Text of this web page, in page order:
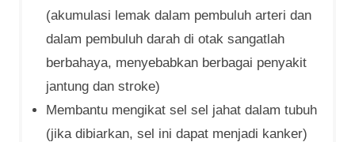
(akumulasi lemak dalam pembuluh arteri dan
dalam pembuluh darah di otak sangatlah
berbahaya, menyebabkan berbagai penyakit
jantung dan stroke)
Membantu mengikat sel sel jahat dalam tubuh
(jika dibiarkan, sel ini dapat menjadi kanker)